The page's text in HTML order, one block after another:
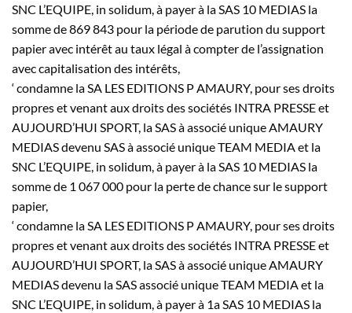
SNC L’EQUIPE, in solidum, à payer à la SAS 10 MEDIAS la
somme de 869 843 pour la période de parution du support
papier avec intérêt au taux légal à compter de l’assignation
avec capitalisation des intérêts,
‘ condamne la SA LES EDITIONS P AMAURY, pour ses droits
propres et venant aux droits des sociétés INTRA PRESSE et
AUJOURD’HUI SPORT, la SAS à associé unique AMAURY
MEDIAS devenu SAS à associé unique TEAM MEDIA et la
SNC L’EQUIPE, in solidum, à payer à la SAS 10 MEDIAS la
somme de 1 067 000 pour la perte de chance sur le support
papier,
‘ condamne la SA LES EDITIONS P AMAURY, pour ses droits
propres et venant aux droits des sociétés INTRA PRESSE et
AUJOURD’HUI SPORT, la SAS à associé unique AMAURY
MEDIAS devenu la SAS associé unique TEAM MEDIA et la
SNC L’EQUIPE, in solidum, à payer à 1a SAS 10 MEDIAS la